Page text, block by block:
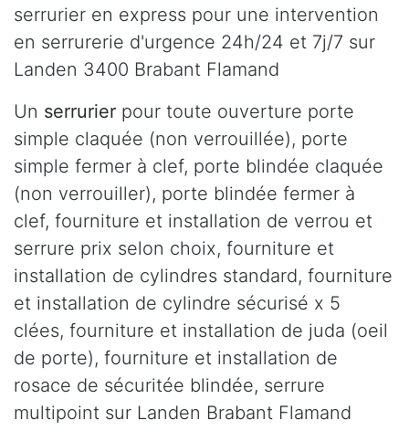
serrurier en express pour une intervention
en serrurerie d'urgence 24h/24 et 7j/7 sur
Landen 3400 Brabant Flamand
Un serrurier pour toute ouverture porte
simple claquée (non verrouillée), porte
simple fermer à clef, porte blindée claquée
(non verrouiller), porte blindée fermer à
clef, fourniture et installation de verrou et
serrure prix selon choix, fourniture et
installation de cylindres standard, fourniture
et installation de cylindre sécurisé x 5
clées, fourniture et installation de juda (oeil
de porte), fourniture et installation de
rosace de sécuritée blindée, serrure
multipoint sur Landen Brabant Flamand